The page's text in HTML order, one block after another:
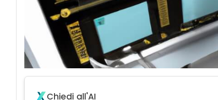
Chiedi all'AI